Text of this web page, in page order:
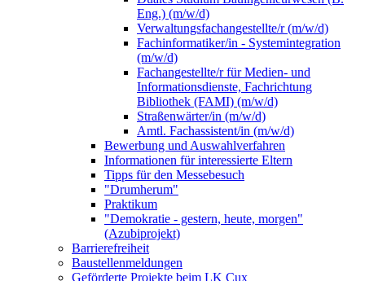
Eng.) (m/w/d)
Verwaltungsfachangestellte/r (m/w/d)
Fachinformatiker/in - Systemintegration
(m/w/d)
Fachangestellte/r für Medien- und
Informationsdienste, Fachrichtung
Bibliothek (FAMI) (m/w/d)
Straßenwärter/in (m/w/d)
Amtl. Fachassistent/in (m/w/d)
Bewerbung und Auswahlverfahren
Informationen für interessierte Eltern
Tipps für den Messebesuch
"Drumherum"
Praktikum
"Demokratie - gestern, heute, morgen"
(Azubiprojekt)
Barrierefreiheit
Baustellenmeldungen
Geförderte Projekte beim LK Cux